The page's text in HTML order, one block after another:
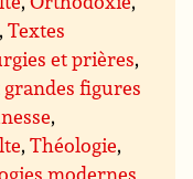
,Textes
et prières,
grandes figures
,
,Théologie,
modernes